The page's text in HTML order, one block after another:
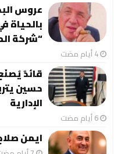
عروس
بالحياة
“شركة
‏4 أيام مضت
قائدٌ
حسين
الإدارية
‏6 أيام مضت
ايمن